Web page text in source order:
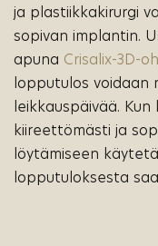
ja plastiikkakirurgi
sopivan implantin.
apuna Crisalix-3D-
lopputulos voidaan
leikkauspäivää.
kiireettömästi ja
löytämiseen
lopputuloksesta